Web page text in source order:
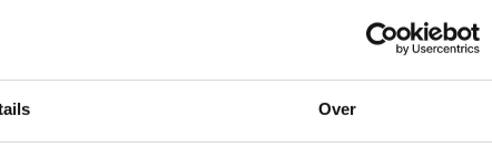
Over
met +20%. De roep naar basketbalinfrastructuur
EK 3x3 doorgaat in Vlaanderen. Het goede nieuws is één
Veel steden en gemeenten hebben er de laatste jaren
verzilveren.